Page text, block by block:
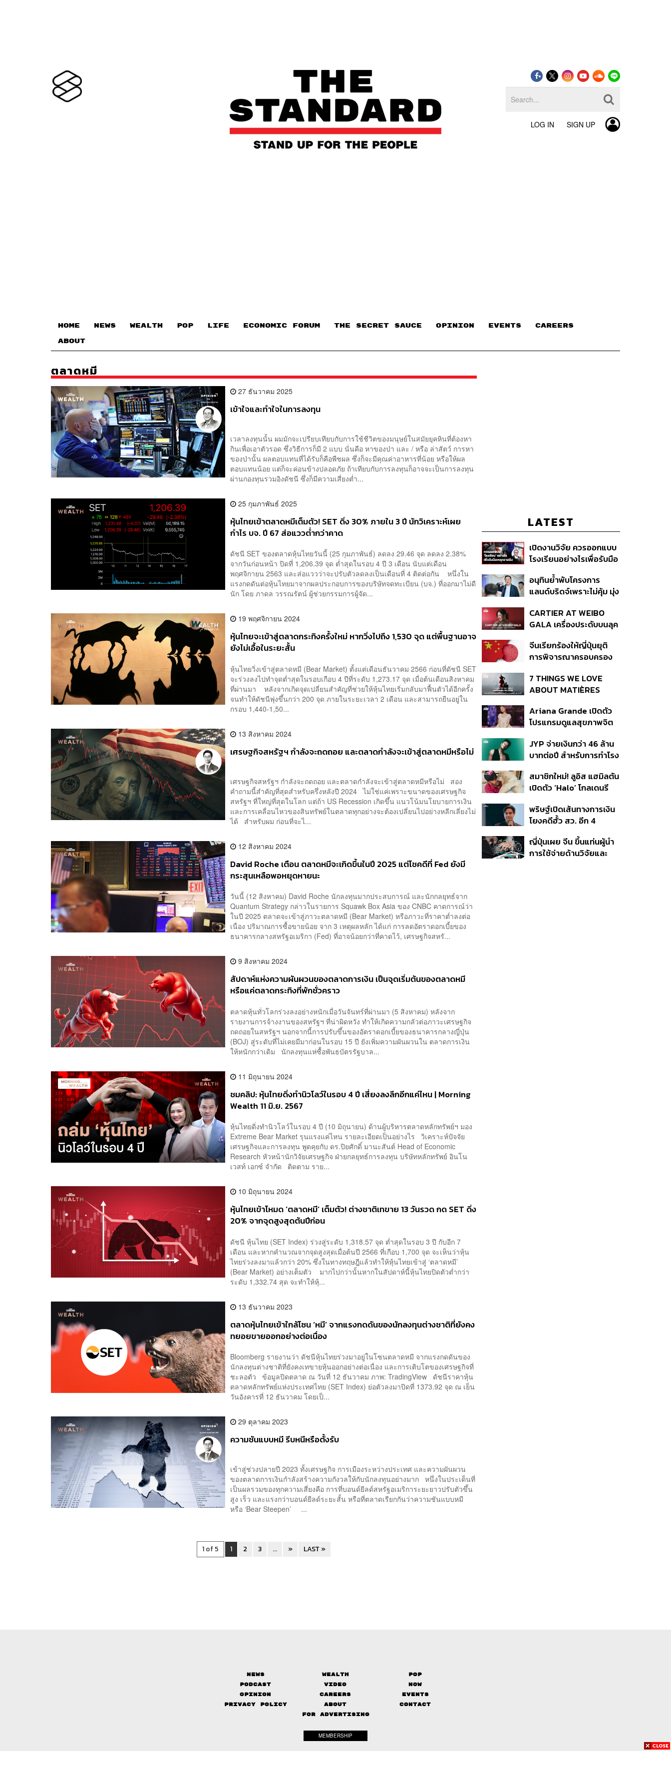
LOG IN SIGN UP
HOME NEWS WEALTH POP LIFE ECONOMIC FORUM THE SECRET SAUCE​ OPINION EVENTS CAREERS
ABOUT
ตลาดหมี
27 ธันวาคม 2025
เข้าใจและทำใจในการลงทุน
เวลาลงทุนนั้น ผมมักจะเปรียบเทียบกับการใช้ชีวิตของมนุษย์ในสมัยยุคหินที่ต้องหา
กินเพื่อเอาตัวรอด ซึ่งวิธีการก็มี 2 แบบ นั่นคือ หาของป่า และ / หรือ ล่าสัตว์ การหา
ของป่านั้น ผลตอบแทนที่ได้รับก็คือพืชผล ซึ่งก็จะมีคุณค่าอาหารที่น้อย หรือให้ผล
ตอบแทนน้อย แต่ก็จะค่อนข้างปลอดภัย ถ้าเทียบกับการลงทุนก็อาจจะเป็นการลงทุน
ผ่านกองทุนรวมอิงดัชนี ซึ่งก็มีความเสี่ยงต่ำ...
25 กุมภาพันธ์ 2025
หุ้นไทยเข้าตลาดหมีเต็มตัว! SET ดิ่ง 30% ภายใน 3 ปี นักวิเคราะห์เผย
กำไร บจ. ปี 67 ส่อแววต่ำกว่าคาด
ดัชนี SET ของตลาดหุ้นไทยวันนี้ (25 กุมภาพันธ์) ลดลง 29.46 จุด ลดลง 2.38%
จากวันก่อนหน้า ปิดที่ 1,206.39 จุด ต่ำสุดในรอบ 4 ปี 3 เดือน นับแต่เดือน
พฤศจิกายน 2563 และส่อแววว่าจะปรับตัวลดลงเป็นเดือนที่ 4 ติดต่อกัน หนึ่งใน
แรงกดดันต่อหุ้นไทยมาจากผลประกอบการของบริษัทจดทะเบียน (บจ.) ที่ออกมาไม่ดี
นัก โดย ภาดล วรรณรัตน์ ผู้ช่วยกรรมการผู้จัด...
19 พฤศจิกายน 2024
หุ้นไทยจะเข้าสู่ตลาดกระทิงครั้งใหม่ หากวิ่งไปถึง 1,530 จุด แต่พื้นฐานอาจ
ยังไม่เอื้อในระยะสั้น
หุ้นไทยวิ่งเข้าสู่ตลาดหมี (Bear Market) ตั้งแต่เดือนธันวาคม 2566 ก่อนที่ดัชนี SET
จะร่วงลงไปทำจุดต่ำสุดในรอบเกือบ 4 ปีที่ระดับ 1,273.17 จุด เมื่อต้นเดือนสิงหาคม
ที่ผ่านมา หลังจากเกิดจุดเปลี่ยนสำคัญที่ช่วยให้หุ้นไทยเริ่มกลับมาฟื้นตัวได้อีกครั้ง
จนทำให้ดัชนีพุ่งขึ้นกว่า 200 จุด ภายในระยะเวลา 2 เดือน และสามารถยืนอยู่ใน
กรอบ 1,440-1,50...
13 สิงหาคม 2024
เศรษฐกิจสหรัฐฯ กำลังจะถดถอย และตลาดกำลังจะเข้าสู่ตลาดหมีหรือไม่
เศรษฐกิจสหรัฐฯ กำลังจะถดถอย และตลาดกำลังจะเข้าสู่ตลาดหมีหรือไม่ สอง
คำถามนี้สำคัญที่สุดสำหรับครึ่งหลังปี 2024 ไม่ใช่แค่เพราะขนาดของเศรษฐกิจ
สหรัฐฯ ที่ใหญ่ที่สุดในโลก แต่ถ้า US Recession เกิดขึ้น แนวโน้มนโยบายการเงิน
และการเคลื่อนไหวของสินทรัพย์ในตลาดทุกอย่างจะต้องเปลี่ยนไปอย่างหลีกเลี่ยงไม่
ได้ สำหรับผม ก่อนที่จะไ...
12 สิงหาคม 2024
David Roche เตือน ตลาดหมีจะเกิดขึ้นในปี 2025 แต่โชคดีที่ Fed ยังมี
กระสุนเหลือพอหยุดหายนะ
วันนี้ (12 สิงหาคม) David Roche นักลงทุนมากประสบการณ์ และนักกลยุทธ์จาก
Quantum Strategy กล่าวในรายการ Squawk Box Asia ของ CNBC คาดการณ์ว่า
ในปี 2025 ตลาดจะเข้าสู่ภาวะตลาดหมี (Bear Market) หรือภาวะที่ราคาต่ำลงต่อ
เนื่อง ปริมาณการซื้อขายน้อย จาก 3 เหตุผลหลัก ได้แก่ การลดอัตราดอกเบี้ยของ
ธนาคารกลางสหรัฐอเมริกา (Fed) ที่อาจน้อยกว่าที่คาดไว้, เศรษฐกิจสหรั...
9 สิงหาคม 2024
สัปดาห์แห่งความผันผวนของตลาดการเงิน เป็นจุดเริ่มต้นของตลาดหมี
หรือแค่ตลาดกระทิงที่พักชั่วคราว
ตลาดหุ้นทั่วโลกร่วงลงอย่างหนักเมื่อวันจันทร์ที่ผ่านมา (5 สิงหาคม) หลังจาก
รายงานการจ้างงานของสหรัฐฯ ที่น่าผิดหวัง ทำให้เกิดความกลัวต่อภาวะเศรษฐกิจ
ถดถอยในสหรัฐฯ นอกจากนี้การปรับขึ้นของอัตราดอกเบี้ยของธนาคารกลางญี่ปุ่น
(BOJ) สู่ระดับที่ไม่เคยมีมาก่อนในรอบ 15 ปี ยังเพิ่มความผันผวนใน ตลาดการเงิน
ให้หนักกว่าเดิม นักลงทุนแห่ซื้อพันธบัตรรัฐบาล...
11 มิถุนายน 2024
ชมคลิป: หุ้นไทยดิ่งทำนิวโลว์ในรอบ 4 ปี เสี่ยงลงลึกอีกแค่ไหน | Morning
Wealth 11 มิ.ย. 2567
หุ้นไทยดิ่งทำนิวโลว์ในรอบ 4 ปี (10 มิถุนายน) ด้านผู้บริหารตลาดหลักทรัพย์ฯ มอง
Extreme Bear Market รุนแรงแค่ไหน รายละเอียดเป็นอย่างไร วิเคราะห์ปัจจัย
เศรษฐกิจและการลงทุน พูดคุยกับ ดร.ปิยศักดิ์ มานะสันต์ Head of Economic
Research หัวหน้านักวิจัยเศรษฐกิจ ฝ่ายกลยุทธ์การลงทุน บริษัทหลักทรัพย์ อินโน
เวสท์ เอกซ์ จำกัด ติดตาม ราย...
10 มิถุนายน 2024
หุ้นไทยเข้าโหมด ‘ตลาดหมี’ เต็มตัว! ต่างชาติเทขาย 13 วันรวด กด SET ดิ่ง
20% จากจุดสูงสุดต้นปีก่อน
ดัชนี หุ้นไทย (SET Index) ร่วงสู่ระดับ 1,318.57 จุด ต่ำสุดในรอบ 3 ปี กับอีก 7
เดือน และหากคำนวณจากจุดสูงสุดเมื่อต้นปี 2566 ที่เกือบ 1,700 จุด จะเห็นว่าหุ้น
ไทยร่วงลงมาแล้วกว่า 20% ซึ่งในทางทฤษฎีแล้วทำให้หุ้นไทยเข้าสู่ ‘ตลาดหมี’
(Bear Market) อย่างเต็มตัว มากไปกว่านั้นหากในสัปดาห์นี้หุ้นไทยปิดตัวต่ำกว่า
ระดับ 1,332.74 สุด จะทำให้หุ้...
13 ธันวาคม 2023
ตลาดหุ้นไทยเข้าใกล้โซน ‘หมี’ จากแรงกดดันของนักลงทุนต่างชาติที่ยังคง
ทยอยขายออกอย่างต่อเนื่อง
Bloomberg รายงานว่า ดัชนีหุ้นไทยร่วงมาอยู่ในโซนตลาดหมี จากแรงกดดันของ
นักลงทุนต่างชาติที่ยังคงเทขายหุ้นออกอย่างต่อเนื่อง และการเติบโตของเศรษฐกิจที่
ชะลอตัว ข้อมูลปิดตลาด ณ วันที่ 12 ธันวาคม ภาพ: TradingView ดัชนีราคาหุ้น
ตลาดหลักทรัพย์แห่งประเทศไทย (SET Index) ย่อตัวลงมาปิดที่ 1373.92 จุด ณ เย็น
วันอังคารที่ 12 ธันวาคม โดยเป็...
29 ตุลาคม 2023
ความชันแบบหมี รีบหนีหรือตั้งรับ
เข้าสู่ช่วงปลายปี 2023 ทั้งเศรษฐกิจ การเมืองระหว่างประเทศ และความผันผวน
ของตลาดการเงินกำลังสร้างความกังวลให้กับนักลงทุนอย่างมาก หนึ่งในประเด็นที่
เป็นผลรวมของทุกความเสี่ยงคือ การที่บอนด์ยีลด์สหรัฐอเมริการะยะยาวปรับตัวขึ้น
สูง เร็ว และแรงกว่าบอนด์ยีลด์ระยะสั้น หรือที่ตลาดเรียกกันว่าความชันแบบหมี
หรือ ‘Bear Steepen’ ...
1 of 5 1 2 3 ... » LAST »
LATEST
เปิดงานวิจัย ควรออกแบบ
โรงเรียนอย่างไรเพื่อรับมือ
อนุทินย้ำพับโครงการ
แลนด์บริดจ์เพราะไม่คุ้ม มุ่ง
รองรับอ่าวไทย-อันดามัน
CARTIER AT WEIBO
GALA เครื่องประดับบนลุค
สำคัญ
จีนเรียกร้องให้ญี่ปุ่นยุติ
การพิจารณาครอบครอง
7 THINGS WE LOVE
ABOUT MATIÈRES
Ariana Grande เปิดตัว
โปรแกรมดูแลสุขภาพจิต
ดนตรี
JYP จ่ายเงินกว่า 46 ล้าน
บาทต่อปี สำหรับการทำโรง
สมาชิกใหม่! ลูอิส แฮมิลตัน
เปิดตัว ‘Halo’ โกลเดนรี
พริษฐ์เปิดเส้นทางการเงิน
โยงคดีฮั้ว สว. อีก 4
อำนาจเจริญโอนเงินให้เจ้า
หน้าที่ กกต. ฝ่ายสืบสวน
ญี่ปุ่นเผย จีน ขึ้นแท่นผู้นำ
การใช้จ่ายด้านวิจัยและ
News Wealth
Pop
Podcast
Video
Now
Opinion
Careers
Events
Privacy Policy
About
Contact
FOR ADVERTISING
MEMBERSHIP